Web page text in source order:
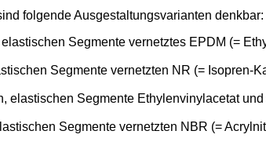
folgende Ausgestaltungsvarianten denkbar:
Segmente vernetztes EPDM (=
Segmente vernetzten NR (= Isopren-
Segmente Ethylenvinylacetat
Segmente vernetzten NBR (=